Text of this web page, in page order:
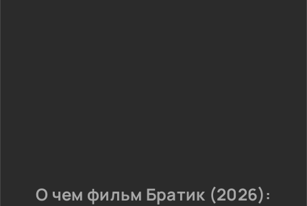
О чем фильм Братик (2026):